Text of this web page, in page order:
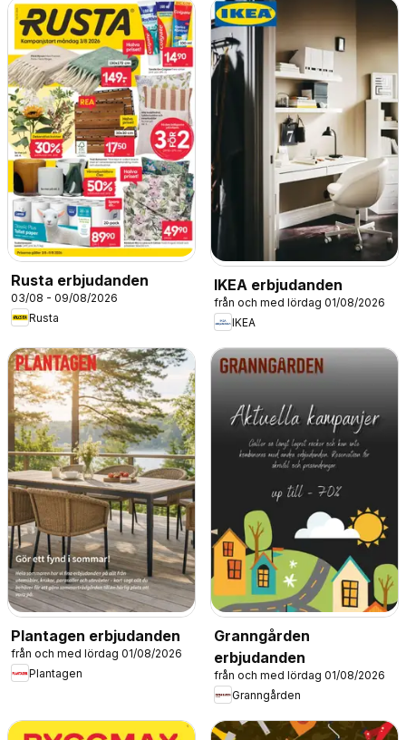
Rusta erbjudanden
03/08 - 09/08/2026
Rusta
IKEA erbjudanden
från och med lördag 01/08/2026
IKEA
Plantagen erbjudanden
från och med lördag 01/08/2026
Plantagen
Granngården
erbjudanden
från och med lördag 01/08/2026
Granngården